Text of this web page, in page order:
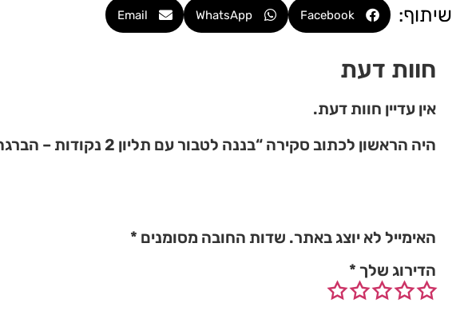
שיתוף: Facebook
WhatsApp
Email
חוות דעת
אין עדיין חוות דעת.
היה הראשון לכתוב סקירה “בננה לטבור עם תליון 2 נקודות – הברגה חיצונית – מתכת רפואית”
האימייל לא יוצג באתר. שדות החובה מסומנים *
הדירוג שלך *